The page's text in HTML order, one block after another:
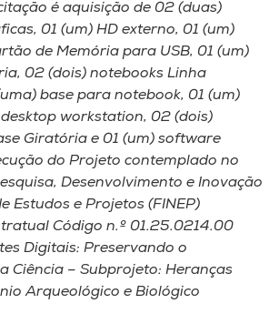
é aquisição de 02 (duas)
01 (um) HD externo, 01 (um)
de Memória para USB, 01 (um)
02 (dois) notebooks Linha
base para notebook, 01 (um)
workstation, 02 (dois)
Giratória e 01 (um) software
do Projeto contemplado no
Desenvolvimento e Inovação
Estudos e Projetos (FINEP)
Código n.º 01.25.0214.00
Digitais: Preservando o
Ciência – Subprojeto: Heranças
Arqueológico e Biológico